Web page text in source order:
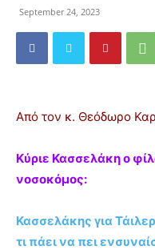
September 24, 2023
Από τον κ. Θεόδωρο
Κύριε Κασσελάκη ο
νοσοκόμος:
Κασσελάκης για
τι πάει να πει